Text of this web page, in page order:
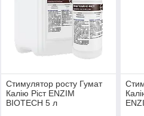
Стимулятор росту Гумат
Калію Ріст ENZIM
BIOTECH 5 л